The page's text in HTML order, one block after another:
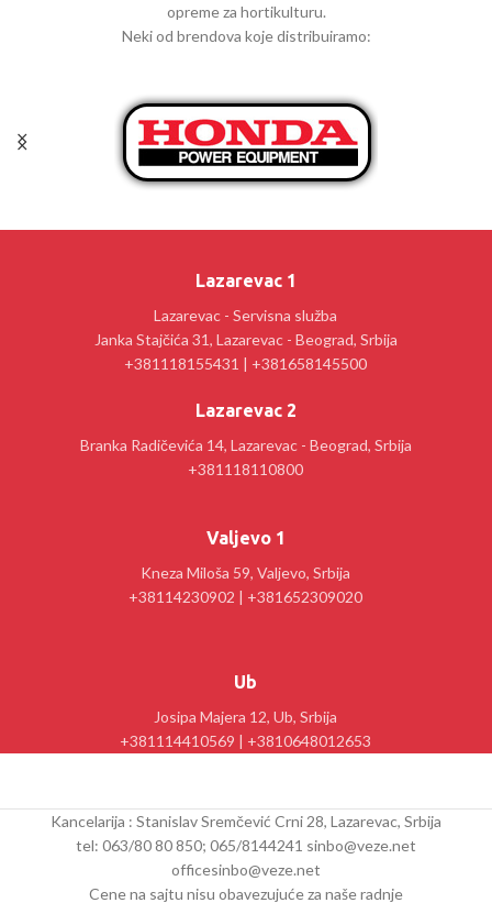
opreme za hortikulturu.
Neki od brendova koje distribuiramo:
Lazarevac 1
Lazarevac - Servisna služba
Janka Stajčića 31, Lazarevac - Beograd, Srbija
+381118155431 | +381658145500
Lazarevac 2
Branka Radičevića 14, Lazarevac - Beograd, Srbija
+381118110800
Valjevo 1
Kneza Miloša 59, Valjevo, Srbija
+38114230902 | +381652309020
Ub
Josipa Majera 12, Ub, Srbija
+381114410569 | +3810648012653
Kancelarija : Stanislav Sremčević Crni 28, Lazarevac, Srbija
tel: 063/80 80 850; 065/8144241 sinbo@veze.net
officesinbo@veze.net
Cene na sajtu nisu obavezujuće za naše radnje